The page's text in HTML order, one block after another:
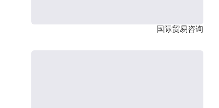
国际贸易咨询